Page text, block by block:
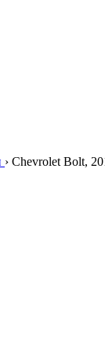
› Chevrolet Bolt,